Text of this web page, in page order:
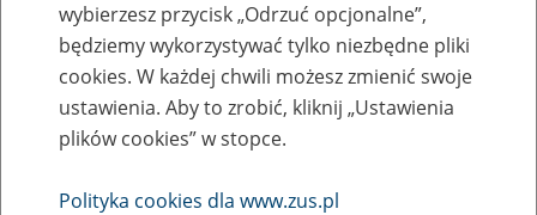
Zaproś ZUS do siebie: eZUS, wizyty
rezerwowane, e-wizyty, Aktywni 50+
Rodzaj wydarzenia
wybierzesz przycisk „Odrzuć opcjonalne”,
będziemy wykorzystywać tylko niezbędne pliki
cookies. W każdej chwili możesz zmienić swoje
ustawienia. Aby to zrobić, kliknij „Ustawienia
plików cookies” w stopce.
Polityka cookies dla www.zus.pl